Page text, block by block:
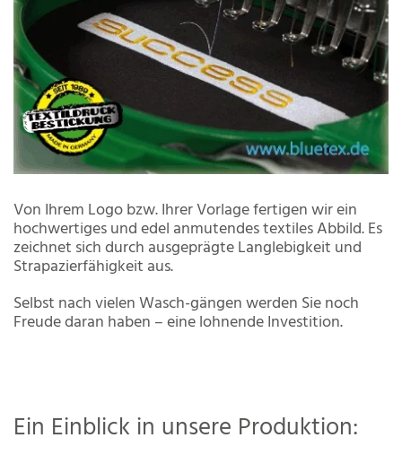
Von Ihrem Logo bzw. Ihrer Vorlage fertigen wir ein
hochwertiges und edel anmutendes textiles Abbild. Es
zeichnet sich durch ausgeprägte Langlebigkeit und
Strapazierfähigkeit aus.
Selbst nach vielen Wasch-gängen werden Sie noch
Freude daran haben – eine lohnende Investition.
Ein Einblick in unsere Produktion: